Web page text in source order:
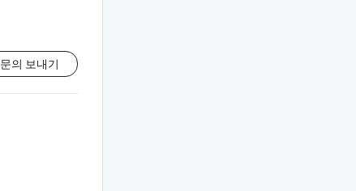
문의 보내기